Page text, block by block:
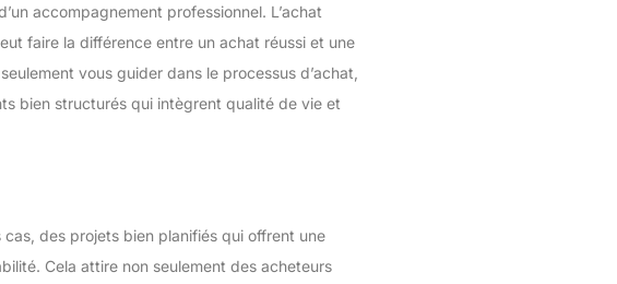
accompagnement professionnel. L’achat
faire la différence entre un achat réussi et une
vous guider dans le processus d’achat,
bien structurés qui intègrent qualité de vie et
des projets bien planifiés qui offrent une
Cela attire non seulement des acheteurs